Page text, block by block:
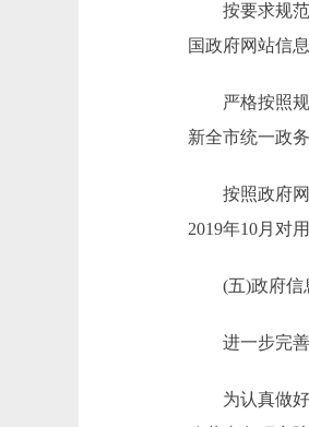
按要求规范
国政府网站信
严格按照规
新全市统一政
按照政府网
2019年10月对
(五)政府信息
进一步完善
为认真做好